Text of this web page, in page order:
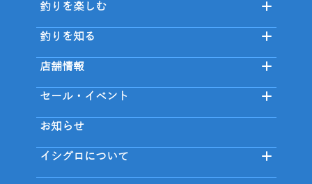
釣りを楽しむ
釣りを知る
店舗情報
セール・イベント
お知らせ
イシグロについて